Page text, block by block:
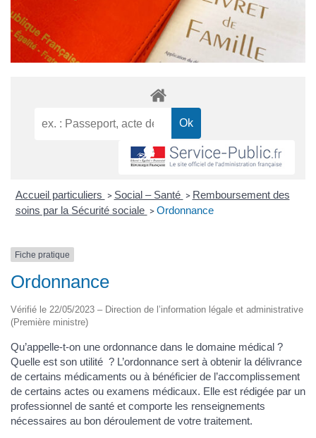
Accueil particuliers > Social – Santé > Remboursement des
soins par la Sécurité sociale > Ordonnance
Fiche pratique
Ordonnance
Vérifié le 22/05/2023 – Direction de l’information légale et administrative
(Première ministre)
Qu’appelle-t-on une ordonnance dans le domaine médical ?
Quelle est son utilité ? L’ordonnance sert à obtenir la délivrance
de certains médicaments ou à bénéficier de l’accomplissement
de certains actes ou examens médicaux. Elle est rédigée par un
professionnel de santé et comporte les renseignements
nécessaires au bon déroulement de votre traitement.